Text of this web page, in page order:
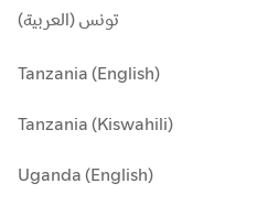
تونس (العربية)
Tanzania (English)
Tanzania (Kiswahili)
Uganda (English)